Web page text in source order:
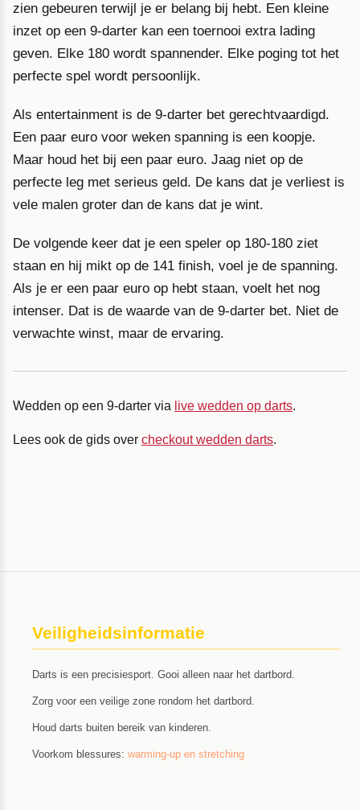
zien gebeuren terwijl je er belang bij hebt. Een kleine
inzet op een 9-darter kan een toernooi extra lading
geven. Elke 180 wordt spannender. Elke poging tot het
perfecte spel wordt persoonlijk.
Als entertainment is de 9-darter bet gerechtvaardigd.
Een paar euro voor weken spanning is een koopje.
Maar houd het bij een paar euro. Jaag niet op de
perfecte leg met serieus geld. De kans dat je verliest is
vele malen groter dan de kans dat je wint.
De volgende keer dat je een speler op 180-180 ziet
staan en hij mikt op de 141 finish, voel je de spanning.
Als je er een paar euro op hebt staan, voelt het nog
intenser. Dat is de waarde van de 9-darter bet. Niet de
verwachte winst, maar de ervaring.
Wedden op een 9-darter via live wedden op darts.
Lees ook de gids over checkout wedden darts.
Veiligheidsinformatie
Darts is een precisiesport. Gooi alleen naar het dartbord.
Zorg voor een veilige zone rondom het dartbord.
Houd darts buiten bereik van kinderen.
Voorkom blessures: warming-up en stretching